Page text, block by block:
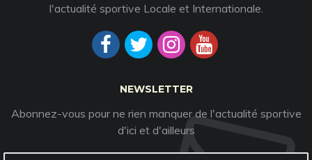
l'actualité sportive Locale et Internationale.
NEWSLETTER
Abonnez-vous pour ne rien manquer de l'actualité sportive
d'ici et d'ailleurs